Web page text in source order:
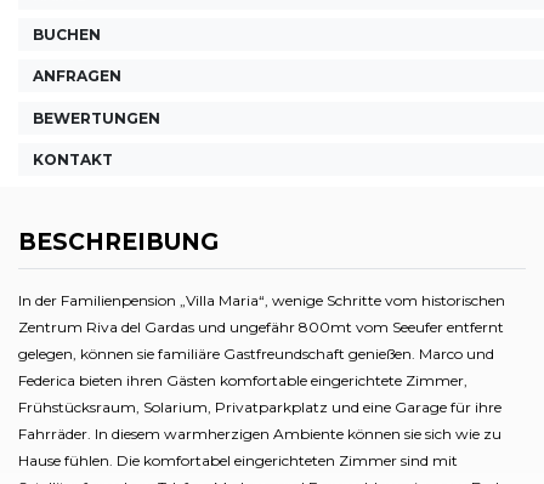
BUCHEN
ANFRAGEN
BEWERTUNGEN
KONTAKT
BESCHREIBUNG
In der Familienpension „Villa Maria“, wenige Schritte vom historischen
Zentrum Riva del Gardas und ungefähr 800mt vom Seeufer entfernt
gelegen, können sie familiäre Gastfreundschaft genießen. Marco und
Federica bieten ihren Gästen komfortable eingerichtete Zimmer,
Frühstücksraum, Solarium, Privatparkplatz und eine Garage für ihre
Fahrräder. In diesem warmherzigen Ambiente können sie sich wie zu
Hause fühlen. Die komfortabel eingerichteten Zimmer sind mit